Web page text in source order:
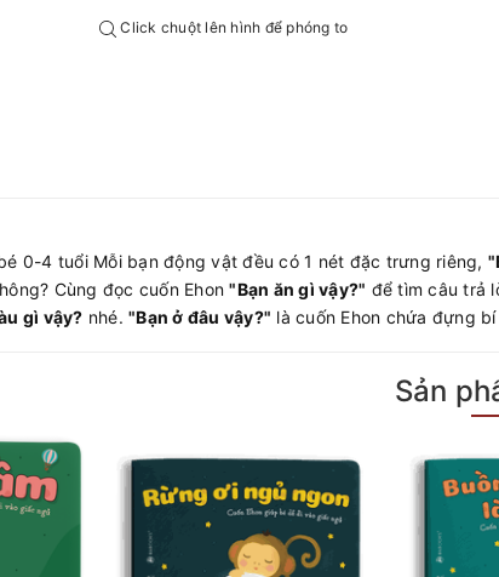
Click chuột lên hình để phóng to
0-4 tuổi Mỗi bạn động vật đều có 1 nét đặc trưng riêng,
Cùng đọc cuốn Ehon"Bạn ăn gì vậy?" để tìm câu trả
gì vậy? nhé. "Bạn ở đâu vậy?" là cuốn Ehon chứa đựng
Sản